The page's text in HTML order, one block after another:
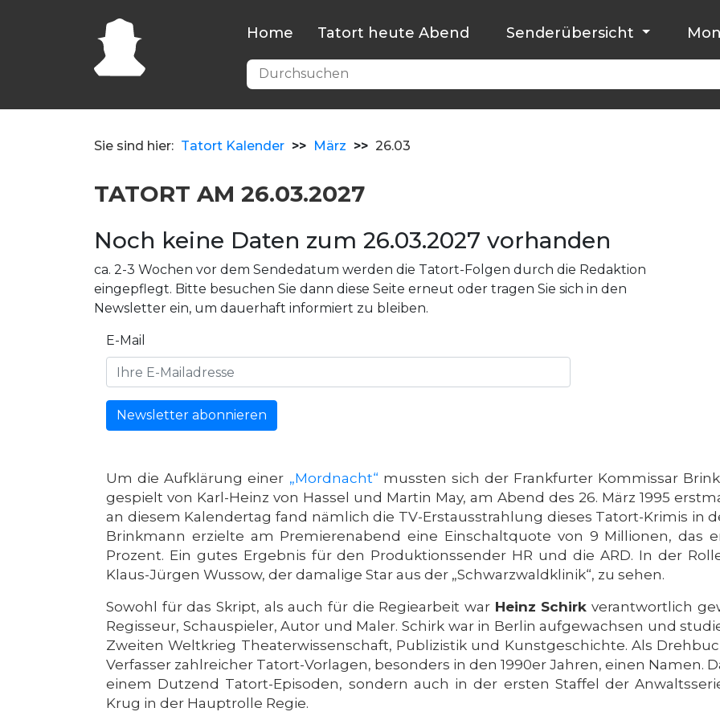
Home Tatort heute Abend Senderübersicht
Sie sind hier: Tatort Kalender >> März >> 26.03
TATORT AM 26.03.2027
Noch keine Daten zum 26.03.2027 vorhanden
ca. 2-3 Wochen vor dem Sendedatum werden die Tatort-Folgen durch die Redaktion
eingepflegt. Bitte besuchen Sie dann diese Seite erneut oder tragen Sie sich in den
Newsletter ein, um dauerhaft informiert zu bleiben.
E-Mail
Newsletter abonnieren
Um die Aufklärung einer „Mordnacht“ mussten sich der Frankfurter Kommissar
gespielt von Karl-Heinz von Hassel und Martin May, am Abend des 26. März 1995
an diesem Kalendertag fand nämlich die TV-Erstausstrahlung dieses Tatort-Krimis in
Brinkmann erzielte am Premierenabend eine Einschaltquote von 9 Millionen, das
Prozent. Ein gutes Ergebnis für den Produktionssender HR und die ARD. In der
Klaus-Jürgen Wussow, der damalige Star aus der „Schwarzwaldklinik“, zu sehen.
Sowohl für das Skript, als auch für die Regiearbeit war Heinz Schirk verantwortlich
Regisseur, Schauspieler, Autor und Maler. Schirk war in Berlin aufgewachsen und
Zweiten Weltkrieg Theaterwissenschaft, Publizistik und Kunstgeschichte. Als
Verfasser zahlreicher Tatort-Vorlagen, besonders in den 1990er Jahren, einen Namen.
einem Dutzend Tatort-Episoden, sondern auch in der ersten Staffel der
Krug in der Hauptrolle Regie.